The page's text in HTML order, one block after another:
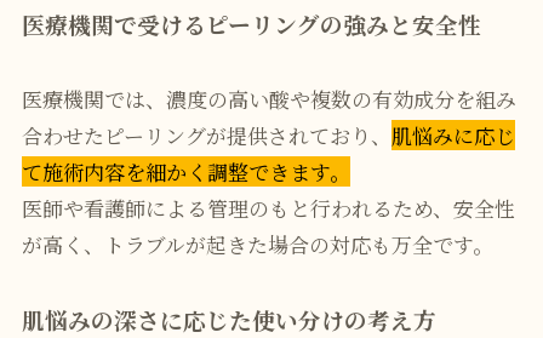
医療機関で受けるピーリングの強みと安全性
医療機関では、濃度の高い酸や複数の有効成分を組み
合わせたピーリングが提供されており、 肌悩みに応じ
て施術内容を細かく調整できます。
医師や看護師による管理のもと行われるため、安全性
が高く、トラブルが起きた場合の対応も万全です。
肌悩みの深さに応じた使い分けの考え方